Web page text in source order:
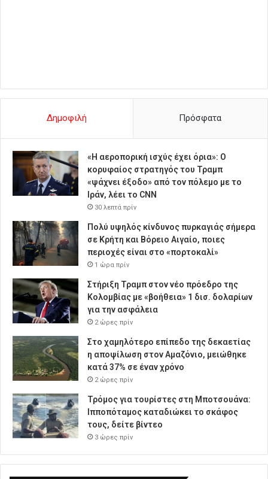
Δημοφιλή Πρόσφατα
«Η αεροπορική ισχύς έχει όρια»: Ο
κορυφαίος στρατηγός του Τραμπ
«ψάχνει έξοδο» από τον πόλεμο με το
Ιράν, λέει το CNN
30 λεπτά πρίν
Πολύ υψηλός κίνδυνος πυρκαγιάς σήμερα
σε Κρήτη και Βόρειο Αιγαίο, ποιες
περιοχές είναι στο «πορτοκαλί»
1 ώρα πρίν
Στήριξη Τραμπ στον νέο πρόεδρο της
Κολομβίας με «βοήθεια» 1 δισ. δολαρίων
για την ασφάλεια
2 ώρες πρίν
Στο χαμηλότερο επίπεδο της δεκαετίας
η αποψίλωση στον Αμαζόνιο, μειώθηκε
κατά 37% σε έναν χρόνο
2 ώρες πρίν
Τρόμος για τουρίστες στη Μποτσουάνα:
Ιπποπόταμος καταδιώκει το σκάφος
τους, δείτε βίντεο
3 ώρες πρίν